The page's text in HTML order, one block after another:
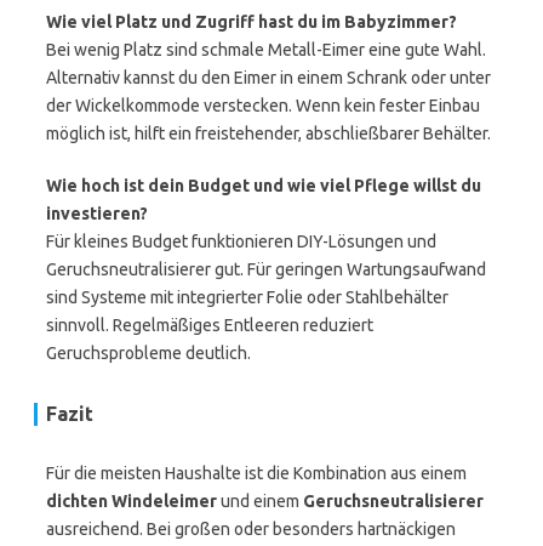
Wie viel Platz und Zugriff hast du im Babyzimmer?
Bei wenig Platz sind schmale Metall-Eimer eine gute Wahl.
Alternativ kannst du den Eimer in einem Schrank oder unter
der Wickelkommode verstecken. Wenn kein fester Einbau
möglich ist, hilft ein freistehender, abschließbarer Behälter.
Wie hoch ist dein Budget und wie viel Pflege willst du
investieren?
Für kleines Budget funktionieren DIY-Lösungen und
Geruchsneutralisierer gut. Für geringen Wartungsaufwand
sind Systeme mit integrierter Folie oder Stahlbehälter
sinnvoll. Regelmäßiges Entleeren reduziert
Geruchsprobleme deutlich.
Fazit
Für die meisten Haushalte ist die Kombination aus einem
dichten Windeleimerund einem Geruchsneutralisierer
ausreichend. Bei großen oder besonders hartnäckigen